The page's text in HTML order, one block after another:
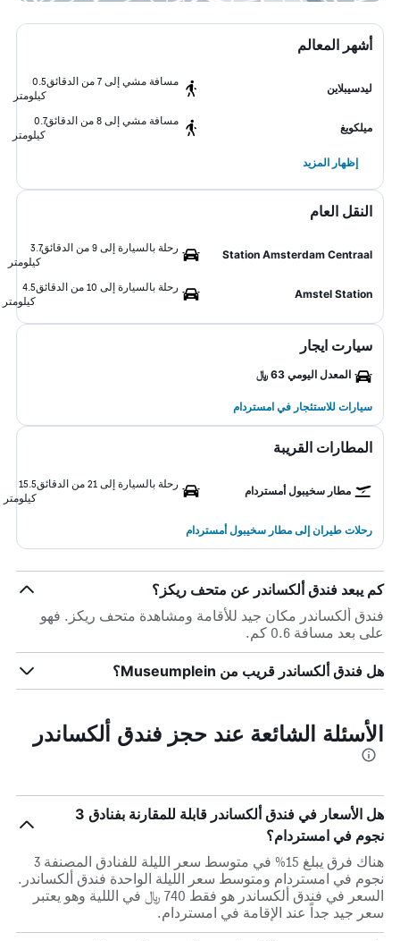
أشهر المعالم
ليدسيبلاين
مسافة مشي إلى 7 من الدقائق
0.5
كيلومتر
ميلكويغ
مسافة مشي إلى 8 من الدقائق
0.7
كيلومتر
إظهار المزيد
النقل العام
Station Amsterdam Centraal
رحلة بالسيارة إلى 9 من الدقائق
3.7
كيلومتر
Amstel Station
رحلة بالسيارة إلى 10 من الدقائق
4.5
كيلومتر
سيارت ايجار
المعدل اليومي 63 ﷼
سيارات للاستئجار في امستردام
المطارات القريبة
مطار سخيبول أمستردام
رحلة بالسيارة إلى 21 من الدقائق
15.5
كيلومتر
رحلات طيران إلى مطار سخيبول أمستردام
كم يبعد فندق ألكساندر عن متحف ريكز؟
فندق ألكساندر مكان جيد للأقامة ومشاهدة متحف ريكز. فهو
على بعد مسافة 0.6 كم.
هل فندق ألكساندر قريب من Museumplein؟
الأسئلة الشائعة عند حجز فندق ألكساندر
هل الأسعار في فندق ألكساندر قابلة للمقارنة بفنادق 3
نجوم في امستردام؟
هناك فرق يبلغ 15% في متوسط ​​سعر الليلة للفنادق المصنفة 3
نجوم في امستردام ومتوسط ​​سعر الليلة الواحدة فندق ألكساندر.
السعر في فندق ألكساندر هو فقط 740 ﷼ في الللية وهو يعتبر
سعر جيد جداً عند الإقامة في امستردام.